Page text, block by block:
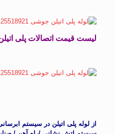
لیست قیمت اتصالات پلی
از لوله پلی اتیلن در سیستم